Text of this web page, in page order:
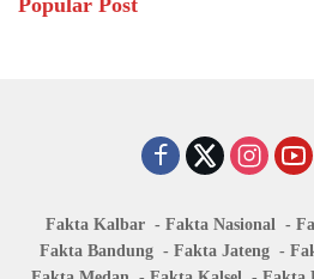
Popular Post
Fakta Kalbar Fakta Nasional
Fakta Bandung
Fakta Jateng